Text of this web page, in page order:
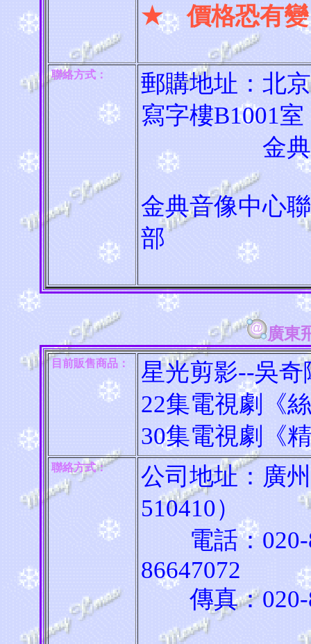
★ 價格恐有變
聯絡方式：
郵購地址：北
寫字樓B1001室
金典音像
金典音像中心
部
廣東
目前販售商品：
星光剪影--吳奇
22集電視劇《
30集電視劇《
聯絡方式：
公司地址：廣
510410）
電話：020-
86647072
傳真：020-